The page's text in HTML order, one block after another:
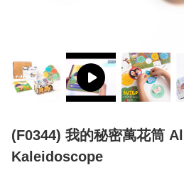
(F0344) 我的秘密萬花筒
Kaleidoscope